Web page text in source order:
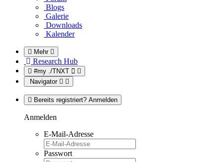
Blogs
Galerie
Downloads
Kalender
Mehr
Research Hub
#my ./TNXT
Navigator
Bereits registriert? Anmelden
Anmelden
E-Mail-Adresse
Passwort